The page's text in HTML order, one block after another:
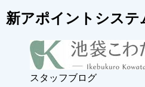
新アポイントシス
スタッフブログ